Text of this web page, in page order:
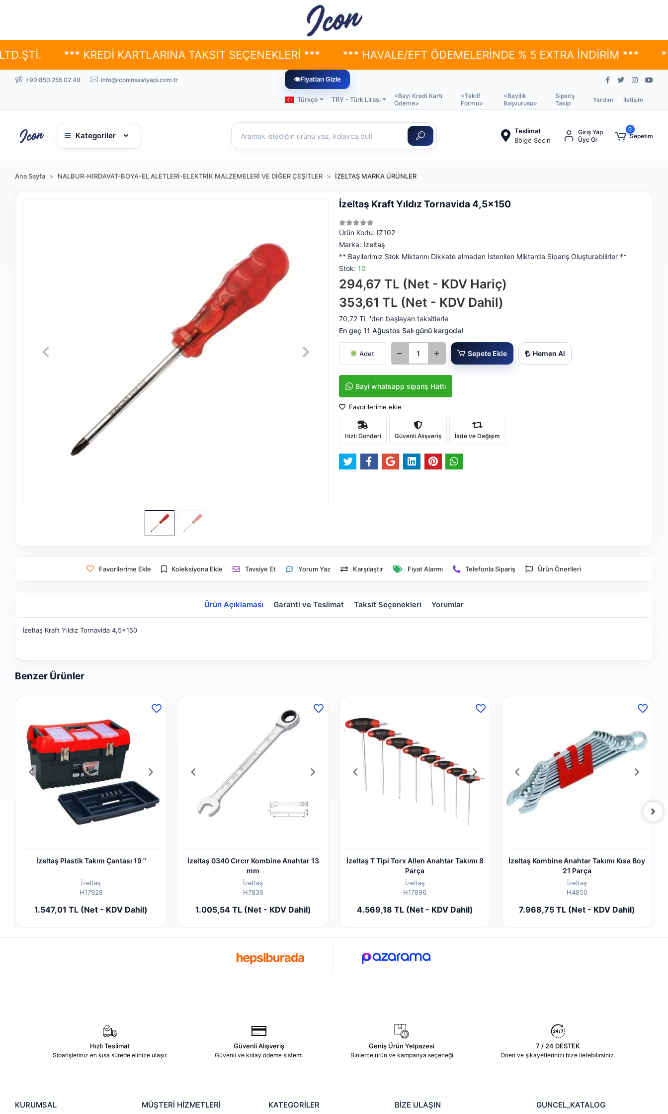
*** KREDİ KARTLARINA TAKSİT SEÇENEKLERİ *** *** HAVALE/EFT ÖDEMELERİNDE % 5 EXTRA İNDİRİM *** ***
+90 850 255 02 49 info@iconinsaatyapi.com.tr 👁Fiyatları Gizle
Türkçe TRY - Türk Lirası
<Bayi Kredi Kartı
Ödeme>
<Teklif
Formu>
<Bayilik
Başvurusu>
Sipariş
Takip
Yardım İletişim
Kategoriler
Teslimat
Bölge Seçin
Giriş Yap
Üye Ol
0
Sepetim
Ana Sayfa NALBUR-HIRDAVAT-BOYA-EL ALETLERİ-ELEKTRİK MALZEMELERİ VE DİĞER ÇEŞİTLER İZELTAŞ MARKA ÜRÜNLER
İzeltaş Kraft Yıldız Tornavida 4,5x150
Ürün Kodu: IZ102
Marka: İzeltaş
** Bayilerimiz Stok Miktarını Dikkate almadan İstenilen Miktarda Sipariş Oluşturabilirler **
Stok: 10
294,67 TL (Net - KDV Hariç)
353,61 TL (Net - KDV Dahil)
70,72 TL 'den başlayan taksitlerle
En geç 11 Ağustos Salı günü kargoda!
Adet Sepete Ekle Hemen Al
Bayi whatsapp sipariş Hattı
Favorilerime ekle
Hızlı Gönderi Güvenli Alışveriş İade ve Değişim
Favorilerime Ekle Koleksiyona Ekle Tavsiye Et Yorum Yaz Karşılaştır Fiyat Alarmı Telefonla Sipariş Ürün Önerileri
Ürün Açıklaması Garanti ve Teslimat Taksit Seçenekleri Yorumlar
İzeltaş Kraft Yıldız Tornavida 4,5x150
Benzer Ürünler
İzeltaş Plastik Takım Çantası 19 ''
İzeltaş
H17928
1.547,01 TL (Net - KDV Dahil)
İzeltaş 0340 Cırcır Kombine Anahtar 13
mm
İzeltaş
H7836
1.005,54 TL (Net - KDV Dahil)
İzeltaş T Tipi Torx Allen Anahtar Takımı 8
Parça
İzeltaş
H17896
4.569,18 TL (Net - KDV Dahil)
İzeltaş Kombine Anahtar Takımı Kısa Boy
21 Parça
İzeltaş
H4850
7.968,75 TL (Net - KDV Dahil)
Hızlı Teslimat
Siparişleriniz en kısa sürede elinize ulaşır.
Güvenli Alışveriş
Güvenli ve kolay ödeme sistemi
Geniş Ürün Yelpazesi
Binlerce ürün ve kampanya seçeneği
7 / 24 DESTEK
Öneri ve şikayetlerinizi bize iletebilirsiniz.
KURUMSAL MÜŞTERİ HİZMETLERİ KATEGORİLER BİZE ULAŞIN GUNCEL_KATALOG